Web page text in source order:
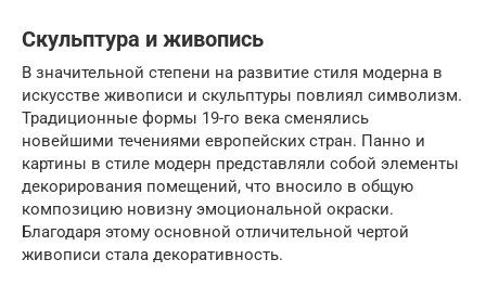
Скульптура и живопись
В значительной степени на развитие стиля модерна в
искусстве живописи и скульптуры повлиял символизм.
Традиционные формы 19-го века сменялись
новейшими течениями европейских стран. Панно и
картины в стиле модерн представляли собой элементы
декорирования помещений, что вносило в общую
композицию новизну эмоциональной окраски.
Благодаря этому основной отличительной чертой
живописи стала декоративность.